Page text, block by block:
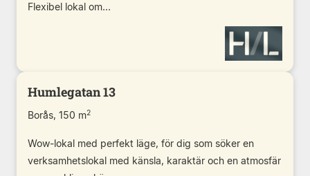
Flexibel lokal om...
Humlegatan 13
Borås, 150 m2
Wow-lokal med perfekt läge, för dig som söker en
verksamhetslokal med känsla, karaktär och en atmosfär